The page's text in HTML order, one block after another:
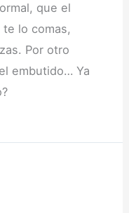
que el
lo comas,
Por otro
embutido… Ya